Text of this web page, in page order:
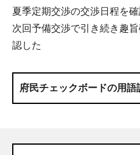
夏季定期交渉の交渉日程を
次回予備交渉で引き続き趣
認した
府民チェックボードの用語